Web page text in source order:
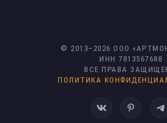
© 2013– 2026 ООО
ИНН 7813567688
ВСЕ ПРАВА
ПОЛИТИКА